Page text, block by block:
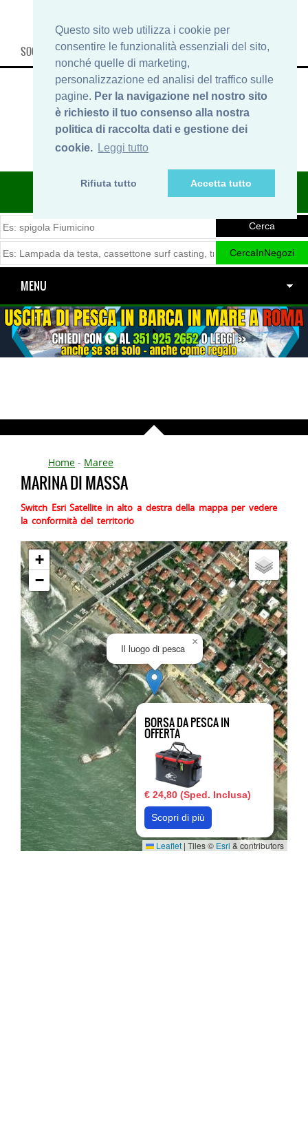
Questo sito web utilizza i cookie per
consentire le funzionalità essenziali del sito,
nonché quelle di marketing,
personalizzazione ed analisi del traffico sulle
pagine. Per la navigazione nel nostro sito
è richiesto il tuo consenso alla nostra
politica di raccolta dati e gestione dei
cookie. Leggi tutto
Rifiuta tutto Accetta tutto
SOCIAL, INFO & SHOP
ITINERARIDIPESCA.IT
MENU
Home - Maree
MARINA DI MASSA
Switch Esri Satellite in alto a destra della mappa per vedere
la conformità del territorio
BORSA DA PESCA IN
OFFERTA
€ 24,80 (Sped. Inclusa)
Scopri di più
Il luogo di pesca
×
+
−
Leaflet | Tiles © Esri & contributors